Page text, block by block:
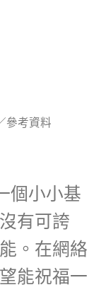
參考資料
個小小基
有可誇
。在網絡
能祝福一